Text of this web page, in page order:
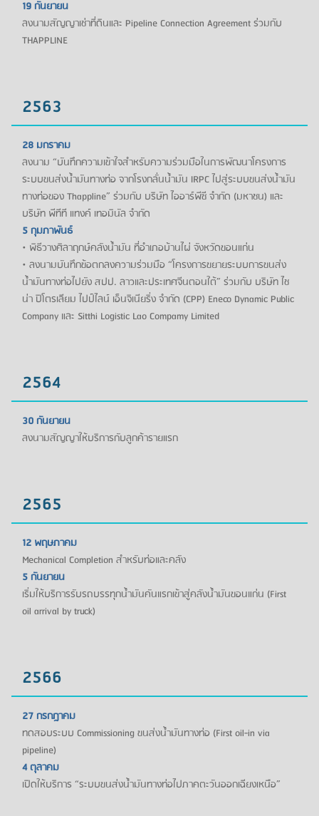
19 กันยายน
ลงนามสัญญาเช่าที่ดินและ Pipeline Connection Agreement ร่วมกับ
THAPPLINE
2563
28 มกราคม
ลงนาม “บันทึกความเข้าใจสำหรับความร่วมมือในการพัฒนาโครงการ
ระบบขนส่งน้ำมันทางท่อ จากโรงกลั่นน้ำมัน IRPC ไปสู่ระบบขนส่งน้ำมัน
ทางท่อของ Thappline” ร่วมกับ บริษัท ไออาร์พีซี จำกัด (มหาชน) และ
บริษัท พีทีที แทงค์ เทอมินัล จำกัด
5 กุมภาพันธ์
• พิธีวางศิลาฤกษ์คลังน้ำมัน ที่อำเภอบ้านไผ่ จังหวัดขอนแก่น
• ลงนามบันทึกข้อตกลงความร่วมมือ “โครงการขยายระบบการขนส่ง
น้ำมันทางท่อไปยัง สปป. ลาวและประเทศจีนตอนใต้” ร่วมกับ บริษัท ไช
น่า ปิโตรเลียม ไปป์ไลน์ เอ็นจิเนียริ่ง จำกัด (CPP) Eneco Dynamic Public
Company และ Sitthi Logistic Lao Compamy Limited
2564
30 กันยายน
ลงนามสัญญาให้บริการกับลูกค้ารายแรก
2565
12 พฤษภาคม
Mechanical Completion สำหรับท่อและคลัง
5 กันยายน
เริ่มให้บริการรับรถบรรทุกน้ำมันคันแรกเข้าสู่คลังน้ำมันขอนแก่น (First
oil arrival by truck)
2566
27 กรกฎาคม
ทดสอบระบบ Commissioning ขนส่งน้ำมันทางท่อ (First oil-in via
pipeline)
4 ตุลาคม
เปิดให้บริการ “ระบบขนส่งน้ำมันทางท่อไปภาคตะวันออกเฉียงเหนือ”